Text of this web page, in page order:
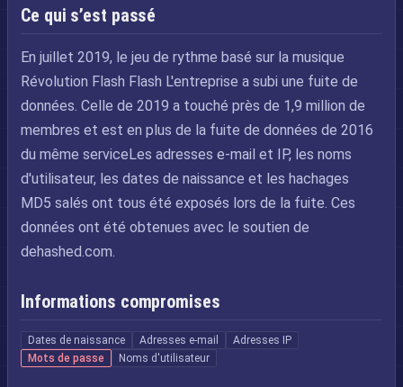
Ce qui s’est passé
En juillet 2019, le jeu de rythme basé sur la musique
Révolution Flash Flash L'entreprise a subi une fuite de
données. Celle de 2019 a touché près de 1,9 million de
membres et est en plus de la fuite de données de 2016
du même serviceLes adresses e-mail et IP, les noms
d'utilisateur, les dates de naissance et les hachages
MD5 salés ont tous été exposés lors de la fuite. Ces
données ont été obtenues avec le soutien de
dehashed.com.
Informations compromises
Dates de naissance Adresses e-mail
Adresses IP
Mots de passe
Noms d'utilisateur